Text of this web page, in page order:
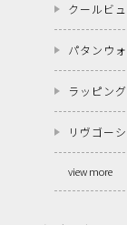
クールビ
パタンウ
ラッピン
リヴゴー
view more